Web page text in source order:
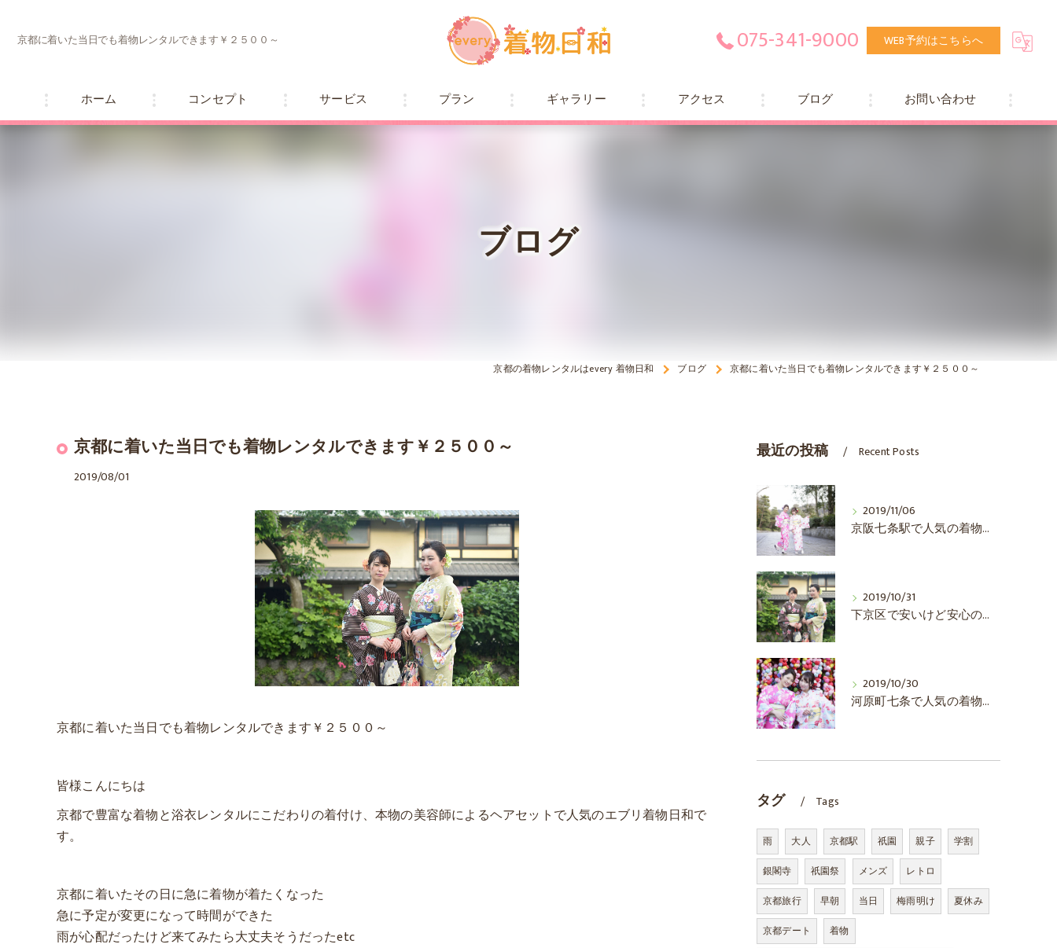
京都に着いた当日でも着物レンタルできます￥２５００～ 075-341-9000 WEB予約はこちらへ
ホーム コンセプト サービス プラン ギャラリー アクセス ブログ お問い合わせ
ブログ
京都の着物レンタルはevery 着物日和 ブログ 京都に着いた当日でも着物レンタルできます￥２５００～
京都に着いた当日でも着物レンタルできます￥２５００～
2019/08/01
京都に着いた当日でも着物レンタルできます￥２５００～
皆様こんにちは
京都で豊富な着物と浴衣レンタルにこだわりの着付け、本物の美容師によるヘアセットで人気のエブリ着物日和で
す。
京都に着いたその日に急に着物が着たくなった
急に予定が変更になって時間ができた
雨が心配だったけど来てみたら大丈夫そうだったetc
最近の投稿 Recent Posts
2019/11/06
京阪七条駅で人気の着物レンタルをお探しならエブリ着物日和
2019/10/31
下京区で安いけど安心の着物レンタルはエブリ着物日和
2019/10/30
河原町七条で人気の着物レンタルならエブリ着物日和
タグ Tags
雨 大人 京都駅 祇園 親子
学割
銀閣寺
祇園祭 メンズ
レトロ
京都旅行
早朝 当日 梅雨明け
夏休み
京都デート
着物